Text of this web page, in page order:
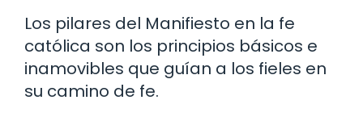
Los pilares del Manifiesto en la fe
católica son los principios básicos e
inamovibles que guían a los fieles en
su camino de fe.